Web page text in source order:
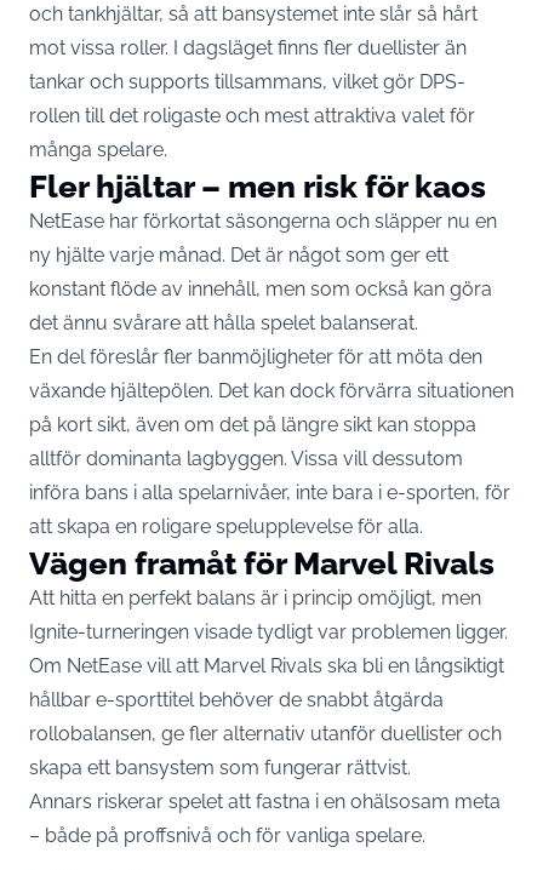
och tankhjältar, så att bansystemet inte slår så hårt
mot vissa roller. I dagsläget finns fler duellister än
tankar och supports tillsammans, vilket gör DPS-
rollen till det roligaste och mest attraktiva valet för
många spelare.
Fler hjältar – men risk för kaos
NetEase har förkortat säsongerna och släpper nu en
ny hjälte varje månad. Det är något som ger ett
konstant flöde av innehåll, men som också kan göra
det ännu svårare att hålla spelet balanserat.
En del föreslår fler banmöjligheter för att möta den
växande hjältepölen. Det kan dock förvärra situationen
på kort sikt, även om det på längre sikt kan stoppa
alltför dominanta lagbyggen. Vissa vill dessutom
införa bans i alla spelarnivåer, inte bara i e-sporten, för
att skapa en roligare spelupplevelse för alla.
Vägen framåt för Marvel Rivals
Att hitta en perfekt balans är i princip omöjligt, men
Ignite-turneringen visade tydligt var problemen ligger.
Om NetEase vill att Marvel Rivals ska bli en långsiktigt
hållbar e-sporttitel behöver de snabbt åtgärda
rollobalansen, ge fler alternativ utanför duellister och
skapa ett bansystem som fungerar rättvist.
Annars riskerar spelet att fastna i en ohälsosam meta
– både på proffsnivå och för vanliga spelare.